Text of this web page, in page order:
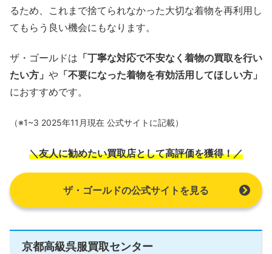
るため、これまで捨てられなかった大切な着物を再利用し
てもらう良い機会にもなります。
ザ・ゴールドは 「丁寧な対応で不安なく着物の買取を行い
たい方」 や 「不要になった着物を有効活用してほしい方」
におすすめです。
（※1~3 2025年11月現在 公式サイトに記載）
＼友人に勧めたい買取店として高評価を獲得！／
ザ・ゴールドの公式サイトを見る
京都高級呉服買取センター